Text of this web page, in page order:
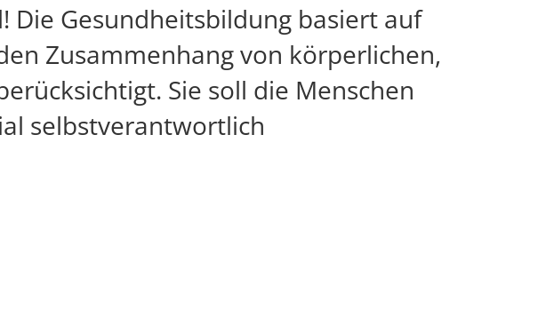
Die Gesundheitsbildung basiert auf
Zusammenhang von körperlichen,
Sie soll die Menschen
selbstverantwortlich